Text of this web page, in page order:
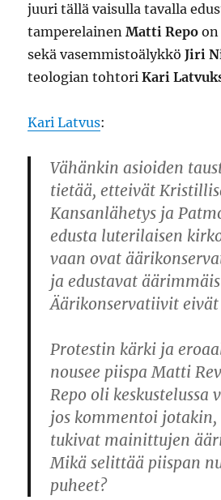
juuri tällä vaisulla tavalla
tamperelainenMatti Repo on
sekä vasemmistoälykköJiri
teologian tohtoriKari
Kari Latvus:
Vähänkin asioiden
tietää, etteivät
Kansanlähetys ja
edusta luterilaisen
vaan ovat
ja edustavat
Äärikonservatiivit
Protestin kärki ja
nousee piispa Matti
Repo oli keskustelussa
jos kommentoi
tukivat mainittujen
Mikä selittää piispan
puheet?